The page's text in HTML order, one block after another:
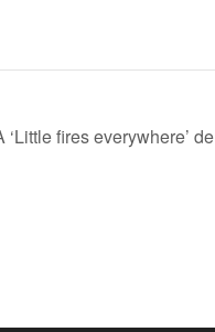
fires everywhere’ de